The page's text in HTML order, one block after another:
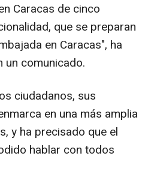
Caracas de cinco
que se preparan
en Caracas", ha
comunicado.
ciudadanos, sus
en una más amplia
y ha precisado que el
hablar con todos